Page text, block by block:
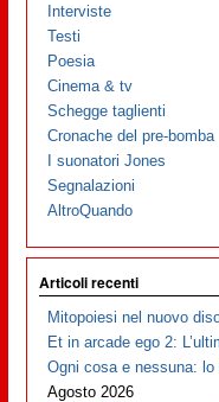
Interviste
Testi
Poesia
Cinema & tv
Schegge taglienti
Cronache del pre-bomba
I suonatori Jones
Segnalazioni
AltroQuando
Articoli recenti
Mitopoiesi nel nuovo
Et in arcade ego 2:
Ogni cosa e nessuna:
Agosto 2026